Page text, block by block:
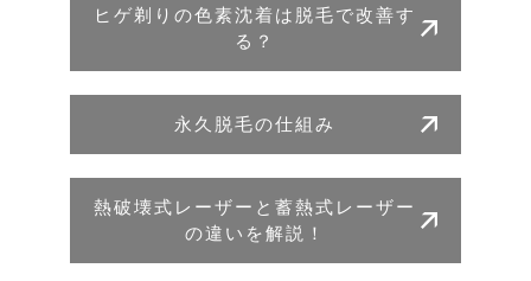
ヒゲ剃りの色素沈着は脱毛で改善す
る？
永久脱毛の仕組み
熱破壊式レーザーと蓄熱式レーザー
の違いを解説！